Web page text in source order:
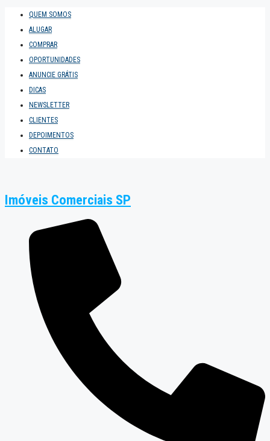
QUEM SOMOS
ALUGAR
COMPRAR
OPORTUNIDADES
ANUNCIE GRÁTIS
DICAS
NEWSLETTER
CLIENTES
DEPOIMENTOS
CONTATO
Imóveis Comerciais SP